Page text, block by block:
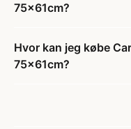
75x61cm?
Hvor kan jeg købe
75x61cm?